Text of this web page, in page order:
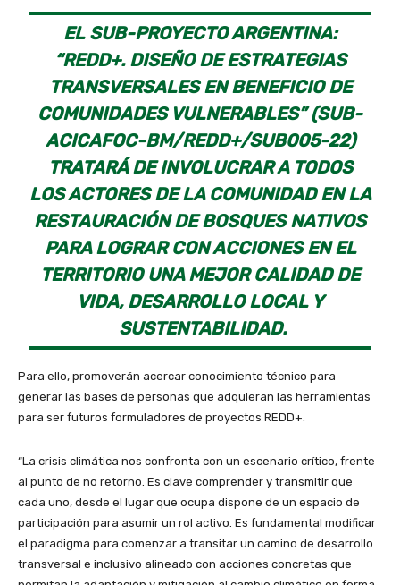
EL SUB-PROYECTO ARGENTINA:
“REDD+. DISEÑO DE ESTRATEGIAS
TRANSVERSALES EN BENEFICIO DE
COMUNIDADES VULNERABLES” (SUB-
ACICAFOC-BM/REDD+/SUB005-22)
TRATARÁ DE INVOLUCRAR A TODOS
LOS ACTORES DE LA COMUNIDAD EN LA
RESTAURACIÓN DE BOSQUES NATIVOS
PARA LOGRAR CON ACCIONES EN EL
TERRITORIO UNA MEJOR CALIDAD DE
VIDA, DESARROLLO LOCAL Y
SUSTENTABILIDAD.
Para ello, promoverán acercar conocimiento técnico para
generar las bases de personas que adquieran las herramientas
para ser futuros formuladores de proyectos REDD+.
“La crisis climática nos confronta con un escenario crítico, frente
al punto de no retorno. Es clave comprender y transmitir que
cada uno, desde el lugar que ocupa dispone de un espacio de
participación para asumir un rol activo. Es fundamental modificar
el paradigma para comenzar a transitar un camino de desarrollo
transversal e inclusivo alineado con acciones concretas que